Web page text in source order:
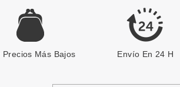
Precios Más Bajos Envío En 24 H